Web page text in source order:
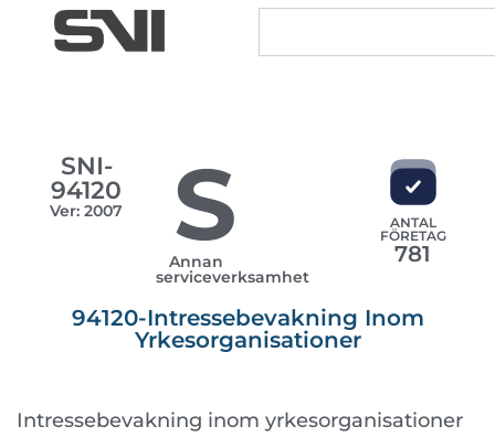
SNI-
94120
Ver: 2007 S
Annan
serviceverksamhet
ANTAL
FÖRETAG
781
94120-Intressebevakning Inom
Yrkesorganisationer
Intressebevakning inom yrkesorganisationer